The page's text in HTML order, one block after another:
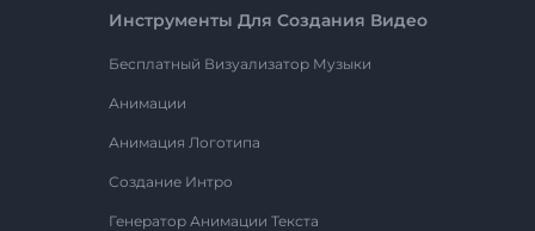
Инструменты Для Создания Видео
Бесплатный Визуализатор Музыки
Анимации
Анимация Логотипа
Создание Интро
Генератор Анимации Текста